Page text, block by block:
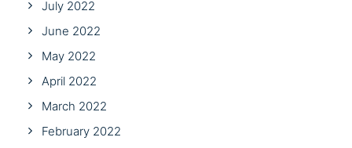
July 2022
June 2022
May 2022
April 2022
March 2022
February 2022